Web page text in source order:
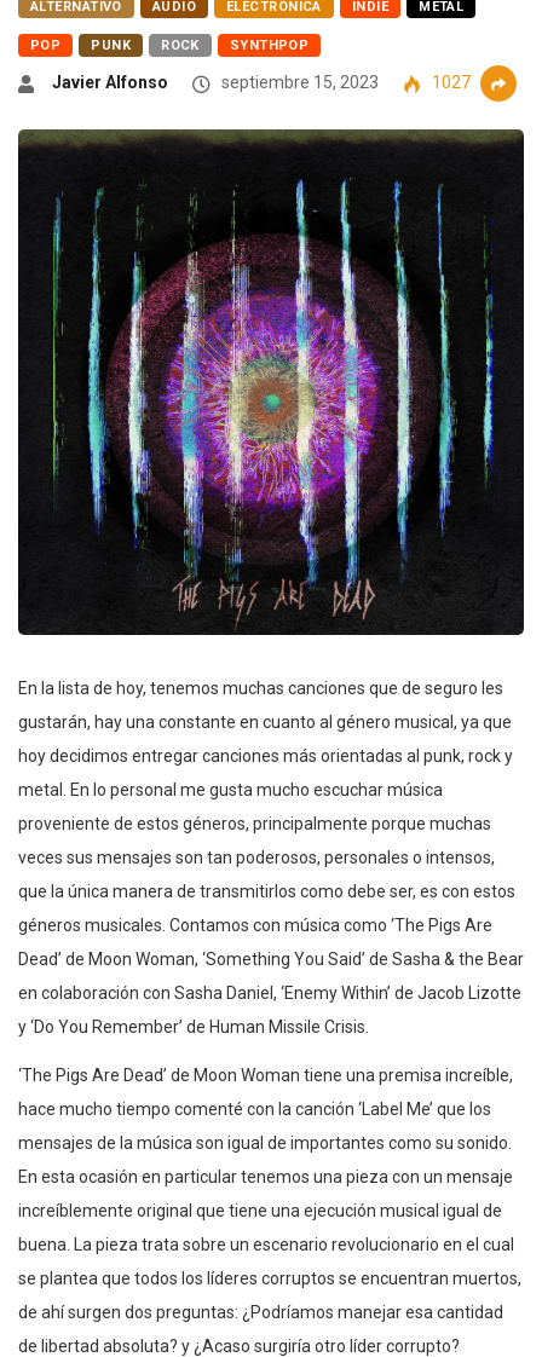
ALTERNATIVO AUDIO ELECTRÓNICA INDIE METAL
POP PUNK ROCK SYNTHPOP
Javier Alfonso septiembre 15, 2023 1027
En la lista de hoy, tenemos muchas canciones que de seguro les
gustarán, hay una constante en cuanto al género musical, ya que
hoy decidimos entregar canciones más orientadas al punk, rock y
metal. En lo personal me gusta mucho escuchar música
proveniente de estos géneros, principalmente porque muchas
veces sus mensajes son tan poderosos, personales o intensos,
que la única manera de transmitirlos como debe ser, es con estos
géneros musicales. Contamos con música como ‘The Pigs Are
Dead’ de Moon Woman, ‘Something You Said’ de Sasha & the Bear
en colaboración con Sasha Daniel, ‘Enemy Within’ de Jacob Lizotte
y ‘Do You Remember’ de Human Missile Crisis.
‘The Pigs Are Dead’ de Moon Woman tiene una premisa increíble,
hace mucho tiempo comenté con la canción ‘Label Me’ que los
mensajes de la música son igual de importantes como su sonido.
En esta ocasión en particular tenemos una pieza con un mensaje
increíblemente original que tiene una ejecución musical igual de
buena. La pieza trata sobre un escenario revolucionario en el cual
se plantea que todos los líderes corruptos se encuentran muertos,
de ahí surgen dos preguntas: ¿Podríamos manejar esa cantidad
de libertad absoluta? y ¿Acaso surgiría otro líder corrupto?